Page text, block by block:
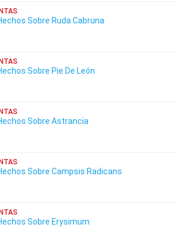
Sobre Ruda Cabruna
Sobre Pie De León
Sobre Astrancia
Sobre Campsis Radicans
Sobre Erysimum